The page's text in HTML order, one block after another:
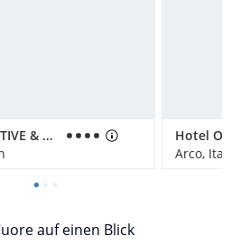
HOODY ACTIVE & HAPPINESS HOTEL
Hotel
Arco,
auf einen Blick